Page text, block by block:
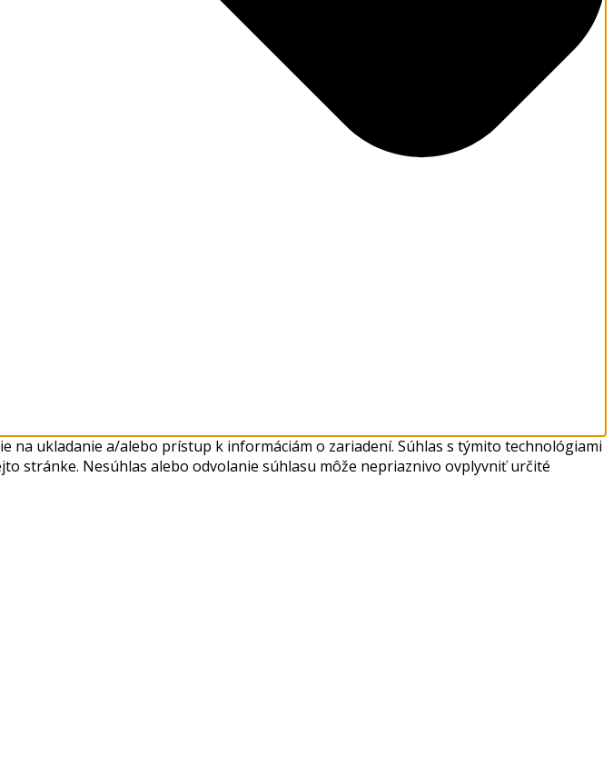
ukladanie a/alebo prístup k informáciám o zariadení. Súhlas s týmito technológiami
stránke. Nesúhlas alebo odvolanie súhlasu môže nepriaznivo ovplyvniť určité